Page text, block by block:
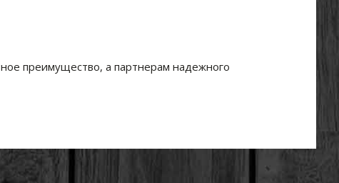
преимущество, а партнерам надежного